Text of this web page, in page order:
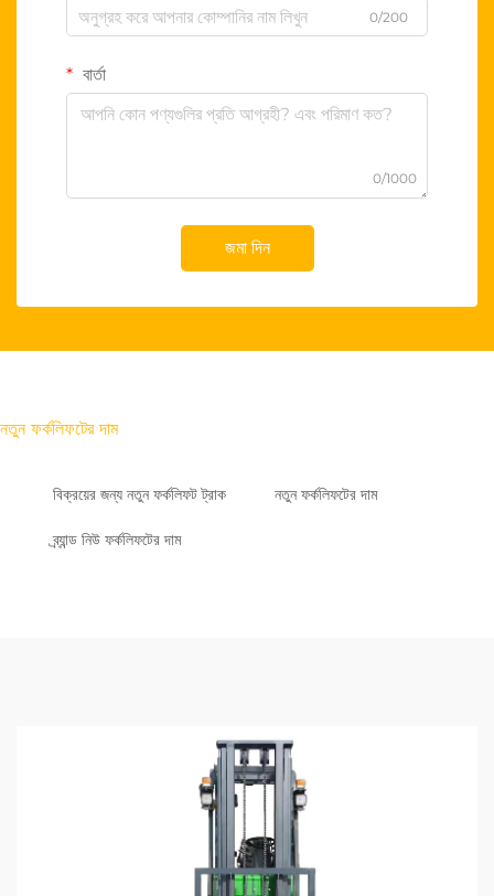
0/200
বার্তা
0/1000
জমা দিন
নতুন ফর্কলিফটের দাম
বিক্রয়ের জন্য নতুন ফর্কলিফট ট্রাক নতুন ফর্কলিফটের দাম
ব্র্যান্ড নিউ ফর্কলিফটের দাম